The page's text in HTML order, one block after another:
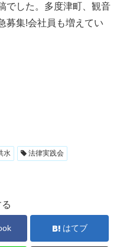
でした。多度津町、観音
募集!会社員も増えてい
水
法律実践会
はてブ